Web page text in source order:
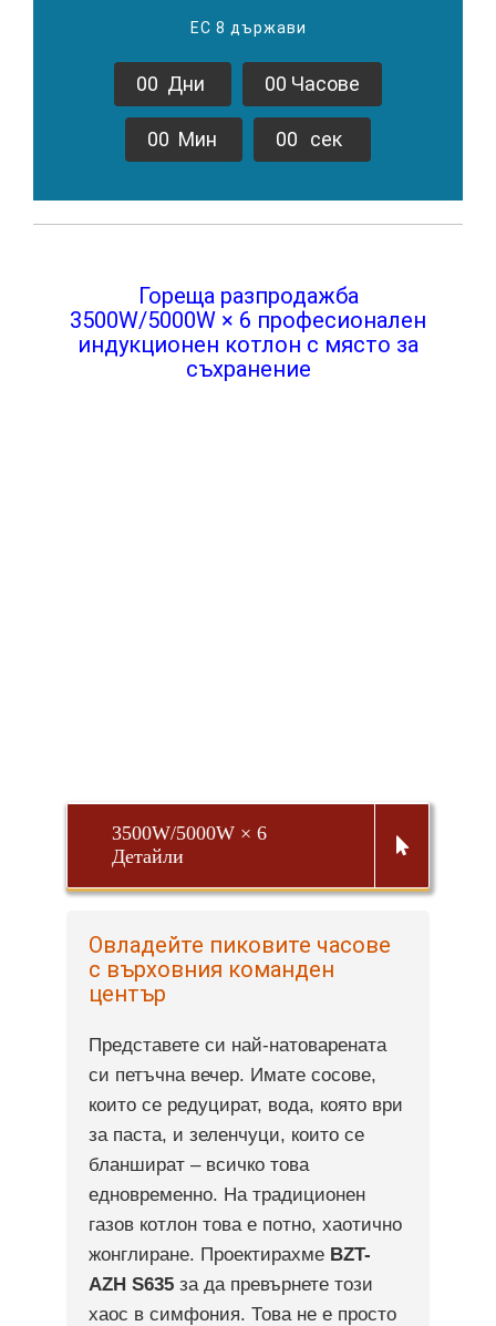
ЕС 8 държави
00 Дни 00 Часове
00 Мин 00 сек
Гореща разпродажба
3500W/5000W × 6 професионален
индукционен котлон с място за
съхранение
3500W/5000W × 6
Детайли
Овладейте пиковите часове
с върховния команден
център
Представете си най-натоварената
си петъчна вечер. Имате сосове,
които се редуцират, вода, която ври
за паста, и зеленчуци, които се
бланшират – всичко това
едновременно. На традиционен
газов котлон това е потно, хаотично
жонглиране. Проектирахме BZT-
AZH S635 за да превърнете този
хаос в симфония. Това не е просто